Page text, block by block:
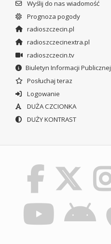
Wyślij do nas wiadomość
Prognoza pogody
radioszczecin.pl
radioszczecinextra.pl
radioszczecin.tv
Biuletyn Informacji Publicznej
Posłuchaj teraz
Logowanie
DUŻA CZCIONKA
DUŻY KONTRAST